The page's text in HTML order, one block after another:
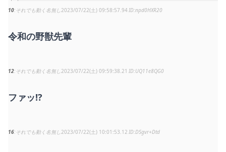
10 それでも動く名無し 2023/07/22(土) 09:58:57.94 npd0HXR20
令和の野獣先輩
12 それでも動く名無し 2023/07/22(土) 09:59:38.21 UQ11e8QG0
ファッ!?
16 それでも動く名無し 2023/07/22(土) 10:01:53.12 DSgvr+Dtd